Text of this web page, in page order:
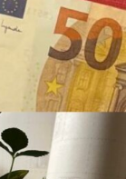
2026 |